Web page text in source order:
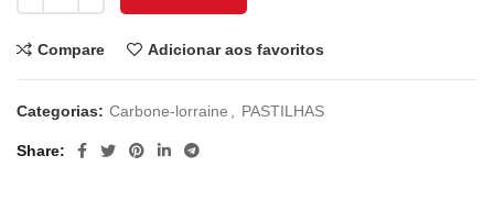
Compare Adicionar aos favoritos
Categorias: Carbone-lorraine PASTILHAS
Share